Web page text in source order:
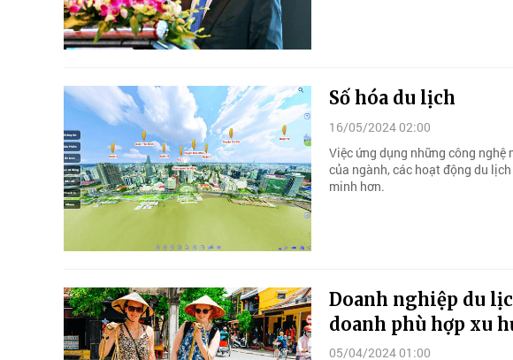
Số hóa du lịch
16/05/2024 02:00
Việc ứng dụng những công
của ngành, các hoạt động du
minh hơn.
Doanh nghiệp du
doanh phù hợp xu
05/04/2024 01:00